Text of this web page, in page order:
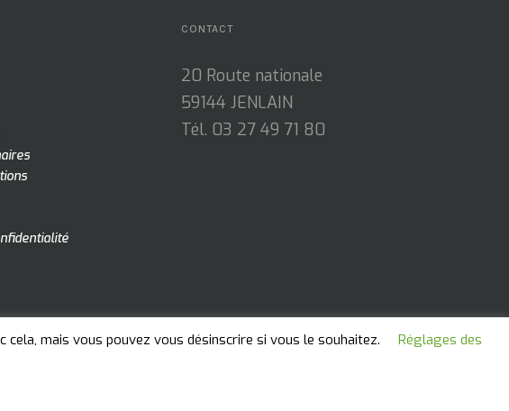
CONTACT
20 Route nationale
59144 JENLAIN
Tél. 03 27 49 71 80
mais vous pouvez vous désinscrire si vous le souhaitez.
Réglages des